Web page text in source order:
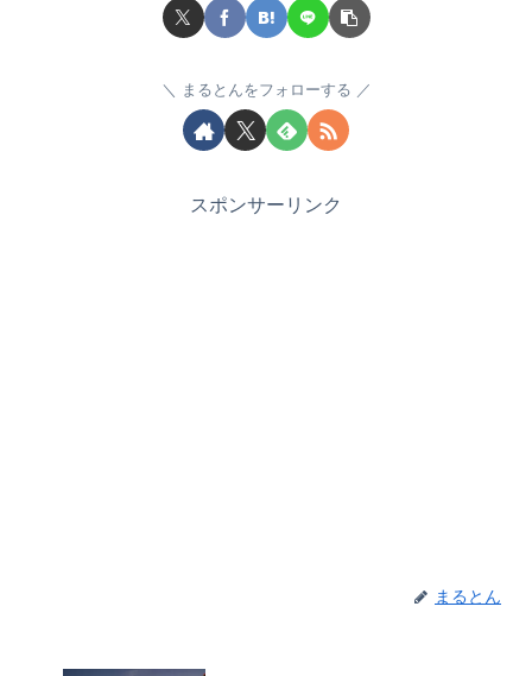
まるとんをフォローする
スポンサーリンク
まるとん